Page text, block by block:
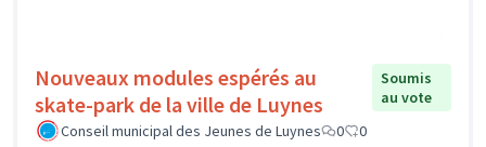
Nouveaux modules espérés au
skate-park de la ville de Luynes
Soumis
au vote
Conseil municipal des Jeunes de Luynes
0 0